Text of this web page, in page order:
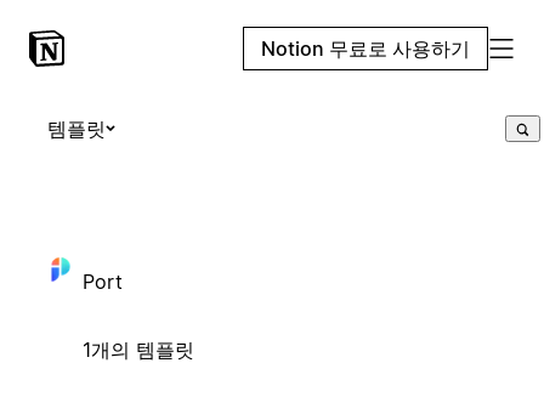
Notion 무료로 사용하기
템플릿
Port
1개의 템플릿